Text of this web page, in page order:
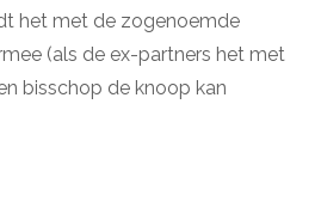
het met de zogenoemde
(als de ex-partners het met
bisschop de knoop kan